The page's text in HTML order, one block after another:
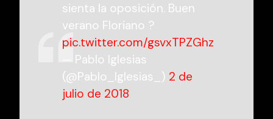
sienta la oposición. Buen
verano Floriano ?
pic.twitter.com/gsvxTPZGhz
— Pablo Iglesias
(@Pablo_Iglesias_) 2 de
julio de 2018